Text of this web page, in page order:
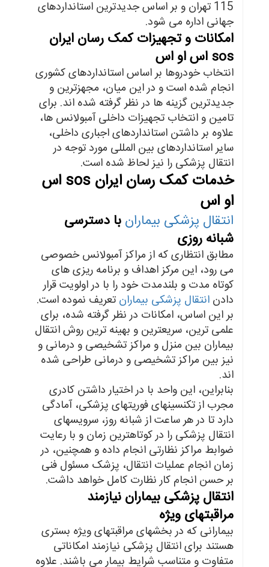
115 تهران و بر اساس جدیدترین استانداردهای
جهانی اداره می شود.
امکانات و تجهیزات کمک رسان ایران
sos اس او اس
انتخاب خودروها بر اساس استانداردهای کشوری
انجام شده است و در این میان، مجهزترین و
جدیدترین گزینه ها در نظر گرفته شده اند. برای
تامین و انتخاب تجهیزات داخلی آمبولانس ها،
علاوه بر داشتن استانداردهای اجباری داخلی،
سایر استانداردهای بین المللی مورد توجه در
انتقال پزشکی را نیز لحاظ شده است.
خدمات کمک رسان ایران sos اس
او اس
انتقال پزشکی بیمارانبا دسترسی
شبانه روزی
مطابق انتظاری که از مراکز آمبولانس خصوصی
می رود، این مرکز اهداف و برنامه ریزی های
کوتاه مدت و بلندمدت خود را با در اولویت قرار
دادن انتقال پزشکی بیماران تعریف نموده است.
بر این اساس، امکانات در نظر گرفته شده، برای
علمی ترین، سریعترین و بهینه ترین روش انتقال
بیماران بین منزل و مراکز تشخیصی و درمانی و
نیز بین مراکز تشخیصی و درمانی طراحی شده
اند.
بنابراین، این واحد با در اختیار داشتن کادری
مجرب از تکنسینهای فوریتهای پزشکی، آمادگی
دارد تا در هر ساعت از شبانه روز، سرویسهای
انتقال پزشکی را در کوتاهترین زمان و با رعایت
ضوابط مراکز نظارتی انجام داده و همچنین، در
زمان انجام عملیات انتقال، پزشک مسئول فنی
بر حسن انجام کار نظارت کامل خواهد داشت.
انتقال پزشکی بیماران نیازمند
مراقبتهای ویژه
بیمارانی که در بخشهای مراقبتهای ویژه بستری
هستند برای انتقال پزشکی نیازمند امکاناتی
متفاوت و متناسب شرایط بیمار می باشند. علاوه